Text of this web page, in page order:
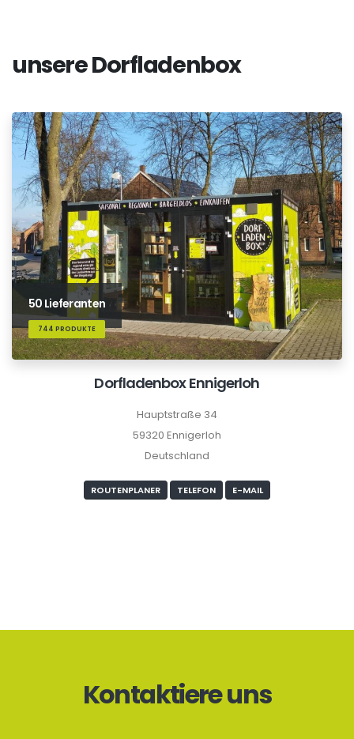
unsere Dorfladenbox
50 Lieferanten
744 PRODUKTE
Dorfladenbox Ennigerloh
Hauptstraße 34
59320 Ennigerloh
Deutschland
ROUTENPLANER TELEFON E-MAIL
Kontaktiere uns